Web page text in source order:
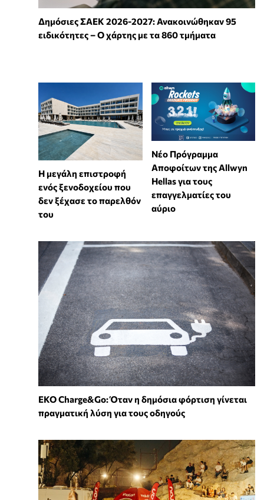
Δημόσιες ΣΑΕΚ 2026-2027: Ανακοινώθηκαν 95
ειδικότητες – Ο χάρτης με τα 860 τμήματα
Η μεγάλη επιστροφή
ενός ξενοδοχείου που
δεν ξέχασε το παρελθόν
του
Νέο Πρόγραμμα
Αποφοίτων της Allwyn
Hellas για τους
επαγγελματίες του
αύριο
EKO Charge&Go: Όταν η δημόσια φόρτιση γίνεται
πραγματική λύση για τους οδηγούς